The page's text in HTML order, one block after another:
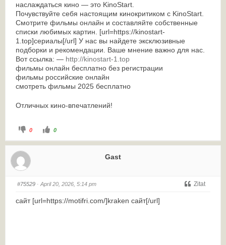
наслаждаться кино — это KinoStart.
Почувствуйте себя настоящим кинокритиком с KinoStart.
Смотрите фильмы онлайн и составляйте собственные
списки любимых картин. [url=https://kinostart-
1.top]сериалы[/url] У нас вы найдете эксклюзивные
подборки и рекомендации. Ваше мнение важно для нас.
Вот ссылка: — http://kinostart-1.top
фильмы онлайн бесплатно без регистрации
фильмы российские онлайн
смотреть фильмы 2025 бесплатно
Отличных кино-впечатлений!
0 0
Gast
#75529 · April 20, 2026, 5:14 pm Zitat
сайт [url=https://motifri.com/]kraken сайт[/url]